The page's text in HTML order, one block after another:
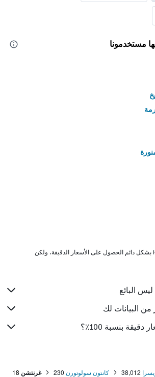
مستخدمونا
من البيانات لك
بنسبة 100٪؟
38,012 كانتون سولوتورن 230 غرنتشن 18